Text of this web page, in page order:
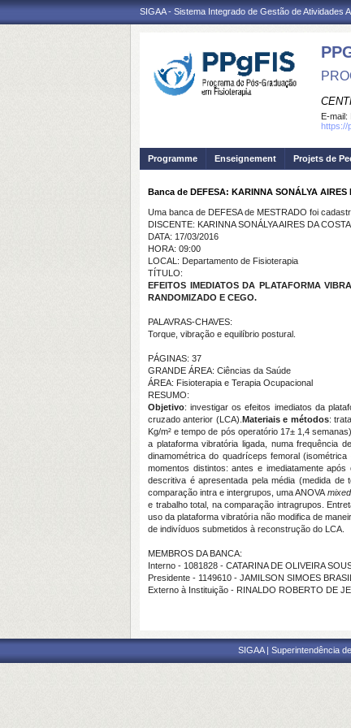
SIGAA - Sistema Integrado de Gestão de Atividades
E-mail:
https://
Programme Enseignement Projets de
Banca de DEFESA: KARINNA SONÁLYA AIRES
Uma banca de DEFESA de MESTRADO foi
DISCENTE: KARINNA SONÁLYA AIRES DA COSTA
DATA: 17/03/2016
HORA: 09:00
LOCAL: Departamento de Fisioterapia
TÍTULO:
EFEITOS IMEDIATOS DA PLATAFORMA
RANDOMIZADO E CEGO.
PALAVRAS-CHAVES:
Torque, vibração e equilíbrio postural.
PÁGINAS: 37
GRANDE ÁREA: Ciências da Saúde
ÁREA: Fisioterapia e Terapia Ocupacional
RESUMO:
Objetivo: investigar os efeitos imediatos da
cruzado anterior (LCA). Materiais e métodos:
Kg/m² e tempo de pós operatório 17± 1,4 semanas)
a plataforma vibratória ligada, numa frequência
dinamométrica do quadríceps femoral
momentos distintos: antes e imediatamente
descritiva é apresentada pela média (medida
comparação intra e intergrupos, uma ANOVA
e trabalho total, na comparação intragrupos.
uso da plataforma vibratória não modifica de
de indivíduos submetidos à reconstrução do LCA.
MEMBROS DA BANCA:
Interno - 1081828 - CATARINA DE OLIVEIRA
Presidente - 1149610 - JAMILSON SIMOES
Externo à Instituição - RINALDO ROBERTO DE
SIGAA | Superintendência